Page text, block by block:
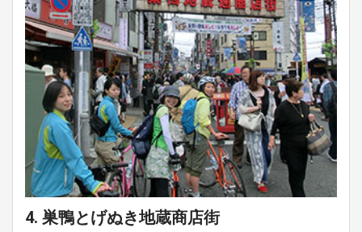
4. 巣鴨とげぬき地蔵商店街